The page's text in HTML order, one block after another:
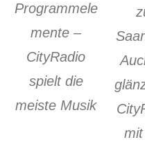
Programmele
mente –
CityRadio
spielt die
meiste Musik